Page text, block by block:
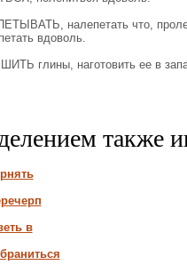
налепетать что,
вдоволь.
глины, наготовить ее в
также
в